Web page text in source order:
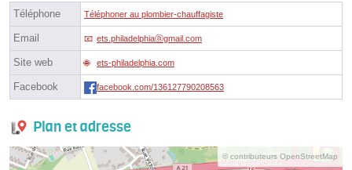
Téléphone Téléphoner au plombier-chauffagiste
Email ets.philadelphiaⓐgmail.com
Site web ets-philadelphia.com
Facebook facebook.com/136127790208563
Plan et adresse
© contributeurs OpenStreetMap